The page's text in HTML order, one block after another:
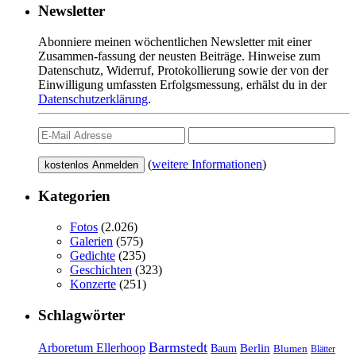
Newsletter
Abonniere meinen wöchentlichen Newsletter mit einer
Zusammen-fassung der neusten Beiträge. Hinweise zum
Datenschutz, Widerruf, Protokollierung sowie der von der
Einwilligung umfassten Erfolgsmessung, erhälst du in der
Datenschutzerklärung.
(weitere Informationen)
Kategorien
Fotos (2.026)
Galerien (575)
Gedichte (235)
Geschichten (323)
Konzerte (251)
Schlagwörter
Arboretum Ellerhoop Barmstedt Baum Berlin Blumen Blätter